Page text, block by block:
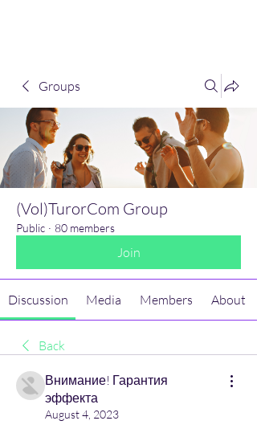
Groups
(Vol)TurorCom Group
Public · 80 members
Join
Discussion Media Members About
Back
Внимание! Гарантия
эффекта
August 4, 2023